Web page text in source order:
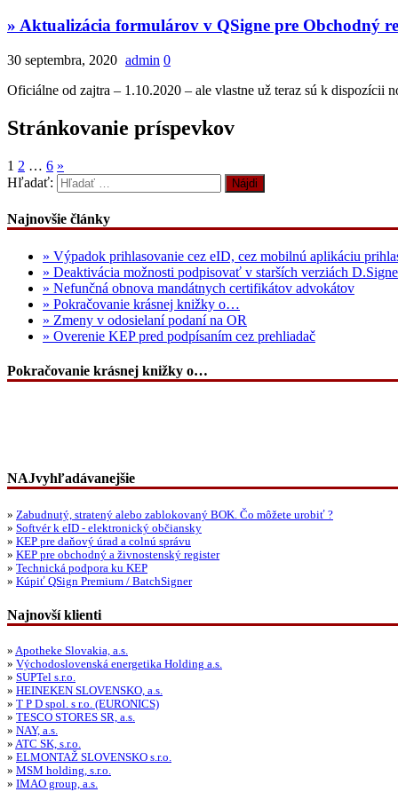
» Aktualizácia formulárov v QSigne pre Obchodný
30 septembra, 2020 admin 0
Oficiálne od zajtra – 1.10.2020 – ale vlastne už teraz sú k
Stránkovanie príspevkov
1 2 … 6 »
Hľadať:
Najnovšie články
» Výpadok prihlasovanie cez eID, cez mobilnú aplikáciu
» Deaktivácia možnosti podpisovať v starších verziách
» Nefunčná obnova mandátnych certifikátov advokátov
» Pokračovanie krásnej knižky o…
» Zmeny v odosielaní podaní na OR
» Overenie KEP pred podpísaním cez prehliadač
Pokračovanie krásnej knižky o…
NAJvyhľadávanejšie
» Zabudnutý, stratený alebo zablokovaný BOK. Čo môžete urobiť ?
» Softvér k eID - elektronický občiansky
» KEP pre daňový úrad a colnú správu
» KEP pre obchodný a živnostenský register
» Technická podpora ku KEP
» Kúpiť QSign Premium / BatchSigner
Najnovší klienti
» Apotheke Slovakia, a.s.
» Východoslovenská energetika Holding a.s.
» SUPTel s.r.o.
» HEINEKEN SLOVENSKO, a.s.
» T P D spol. s r.o. (EURONICS)
» TESCO STORES SR, a.s.
» NAY, a.s.
» ATC SK, s.r.o.
» ELMONTAŽ SLOVENSKO s.r.o.
» MSM holding, s.r.o.
» IMAO group, a.s.